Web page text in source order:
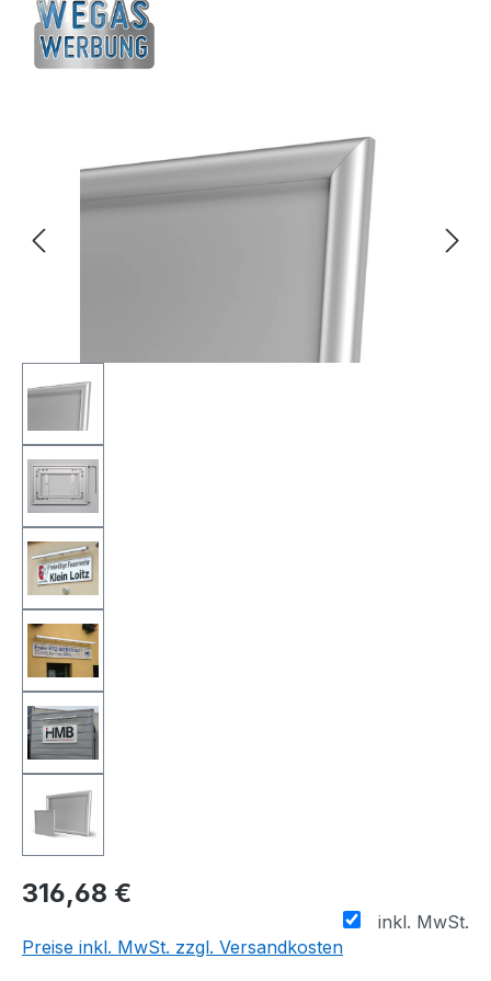
316,68 €
inkl. MwSt.
Preise inkl. MwSt. zzgl. Versandkosten